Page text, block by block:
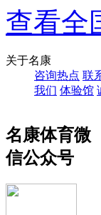
查看全
关于名康
咨询热点 联
我们 体验馆
名康体育微
信公众号